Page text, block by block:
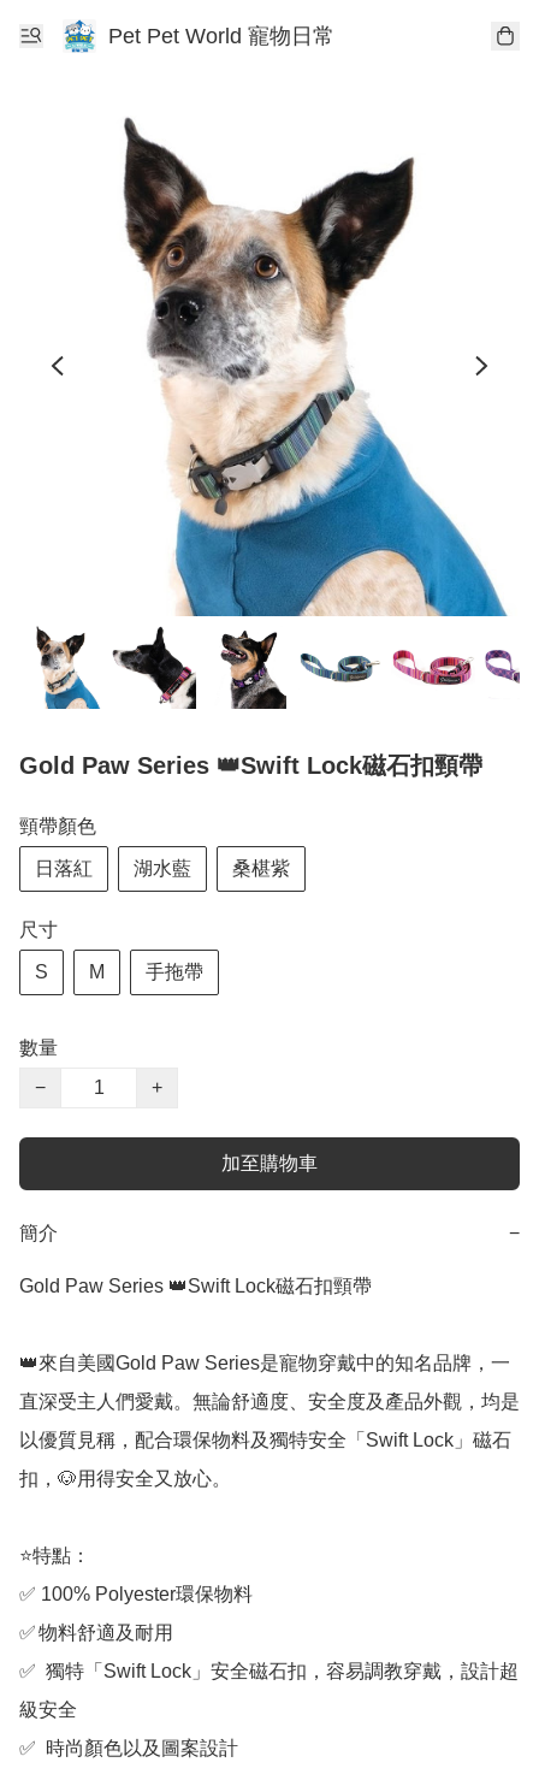
Pet Pet World 寵物日常
Gold Paw Series 👑Swift Lock磁石扣頸帶
頸帶顏色
日落紅 湖水藍 桑椹紫
尺寸
S M 手拖帶
數量
−
+
加至購物車
簡介 −
Gold Paw Series 👑Swift Lock磁石扣頸帶
👑來自美國Gold Paw Series是寵物穿戴中的知名品牌，一
直深受主人們愛戴。無論舒適度、安全度及產品外觀，均是
以優質見稱，配合環保物料及獨特安全「Swift Lock」磁石
扣，🐶用得安全又放心。
⭐️特點：
✅ 100% Polyester環保物料
✅	物料舒適及耐用
✅  獨特「Swift Lock」安全磁石扣，容易調教穿戴，設計超
級安全
✅  時尚顏色以及圖案設計